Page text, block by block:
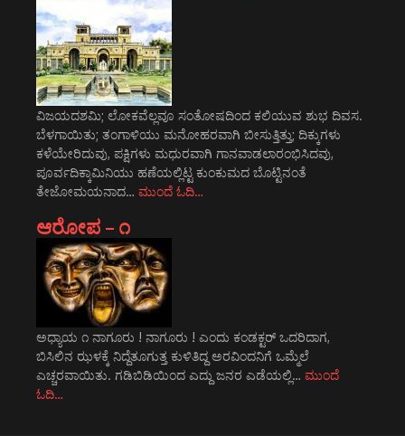
ವಿಜಯದಶಮಿ; ಲೋಕವೆಲ್ಲವೂ ಸಂತೋಷದಿಂದ ಕಲಿಯುವ ಶುಭ ದಿವಸ.
ಬೆಳಗಾಯಿತು; ತಂಗಾಳಿಯು ಮನೋಹರವಾಗಿ ಬೀಸುತ್ತಿತ್ತು; ದಿಕ್ಕುಗಳು
ಕಳೆಯೇರಿದುವು, ಪಕ್ಷಿಗಳು ಮಧುರವಾಗಿ ಗಾನವಾಡಲಾರಂಭಿಸಿದವು,
ಪೂರ್ವದಿಕ್ಕಾಮಿನಿಯು ಹಣೆಯಲ್ಲಿಟ್ಟ ಕುಂಕುಮದ ಬೊಟ್ಟಿನಂತೆ
ತೇಜೋಮಯನಾದ… ಮುಂದೆ ಓದಿ…
ಆರೋಪ – ೧
ಅಧ್ಯಾಯ ೧ ನಾಗೂರು ! ನಾಗೂರು ! ಎಂದು ಕಂಡಕ್ಟರ್ ಒದರಿದಾಗ,
ಬಿಸಿಲಿನ ಝಳಕ್ಕೆ ನಿದ್ದೆತೂಗುತ್ತ ಕುಳಿತಿದ್ದ ಅರವಿಂದನಿಗೆ ಒಮ್ಮೆಲೆ
ಎಚ್ಚರವಾಯಿತು. ಗಡಿಬಿಡಿಯಿಂದ ಎದ್ದು ಜನರ ಎಡೆಯಲ್ಲಿ… ಮುಂದೆ
ಓದಿ…